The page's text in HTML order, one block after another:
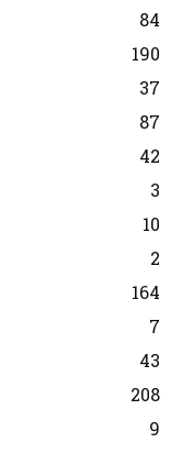
84
190
37
87
42
3
10
2
164
7
43
208
9